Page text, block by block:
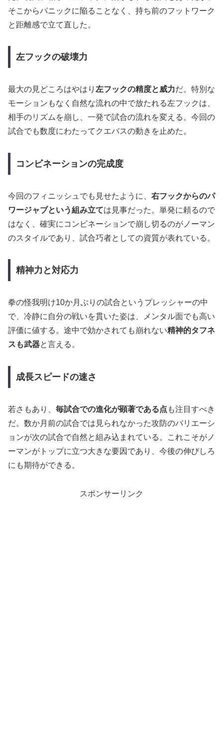
そこからパニックに陥ることなく、持ち前のフットワーク
と距離感で立て直した。
左フックの破壊力
最大の見どころはやはり 左フックの精度と威力だ。特別な
モーションもなく自然な流れの中で放たれる左フックは、
相手のリズムを崩し、一発で試合の流れを変える。今回の
試合でも数度にわたってクエバスの動きを止めた。
コンビネーションの完成度
今回のフィニッシュでも見せたように、 右フックからのパ
ワージャブという組み立ては見事だった。単発に頼るので
はなく、確実にコンビネーションで崩し切るのがノーマン
のスタイルであり、試合巧者としての資質が表れている。
精神力と対応力
拳の怪我明け10か月ぶりの試合というプレッシャーの中
で、冷静に自分の戦いを貫いた姿は、メンタル面でも高い
評価に値する。途中で効かされても崩れない精神的タフネ
スも武器と言える。
成長スピードの速さ
若さもあり、 毎試合での進化が顕著である点 も注目すべき
だ。数か月前の試合では見られなかった攻防のバリエーシ
ョンが次の試合で自然と組み込まれている。これこそがノ
ーマンがトップに立つ大きな要因であり、今後の伸びしろ
にも期待ができる。
スポンサーリンク